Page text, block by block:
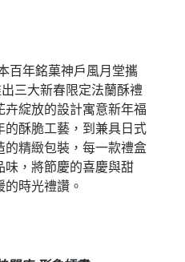
百年銘菓神戶風月堂攜
三大新春限定法蘭酥禮
綻放的設計寓意新年福
酥脆工藝，到兼具日式
精緻包裝，每一款禮盒
味，將節慶的喜慶與甜
時光禮讚。